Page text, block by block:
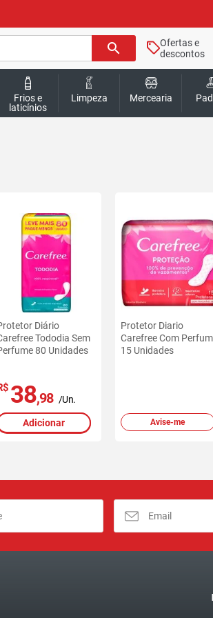
search
Ofertas e
descontos
Frios e
laticínios
Limpeza Mercearia
Diário
Tododia Sem
80 Unidades
38,98 /Un.
Adicionar
Protetor Diario
Carefree Com
15 Unidades
Avise-me